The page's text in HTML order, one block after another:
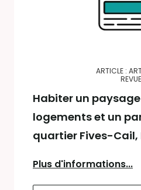
ARTICLE :
REVUE
Habiter un
logements et un
quartier Fives-Cail,
Plus d'informations...